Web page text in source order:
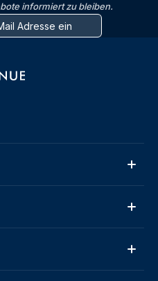
informiert zu bleiben.